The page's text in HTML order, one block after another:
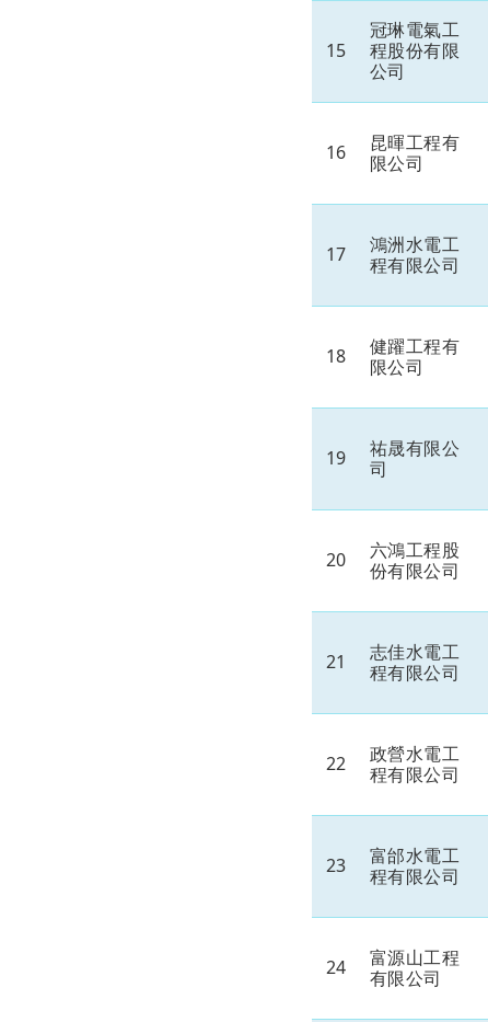
15
冠琳電氣工
程股份有限
公司
16
昆暉工程有
限公司
17
鴻洲水電工
程有限公司
18
健躍工程有
限公司
19
祐晟有限公
司
20
六鴻工程股
份有限公司
21
志佳水電工
程有限公司
22
政營水電工
程有限公司
23
富邰水電工
程有限公司
24
富源山工程
有限公司